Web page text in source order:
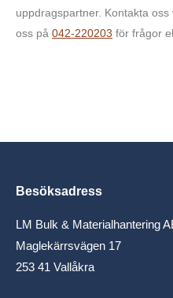
uppdragspartner. Kontakta
oss på 042-220203 för frågor
Besöksadress
LM Bulk & Materialhantering
Maglekärrsvägen 17
253 41 Vallåkra